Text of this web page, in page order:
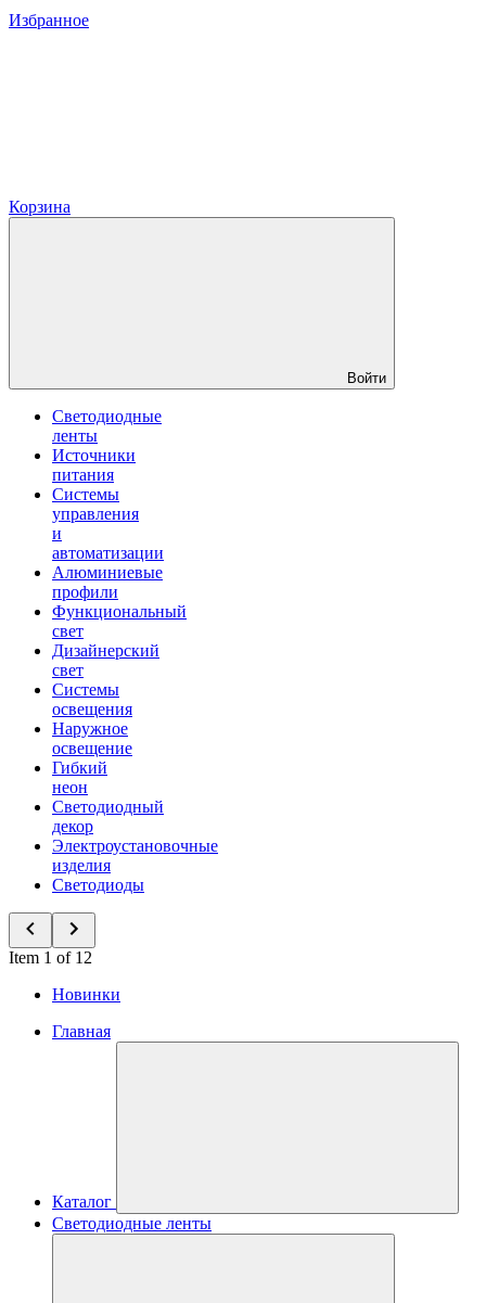
Избранное
Корзина
Войти
Светодиодные
ленты
Источники
питания
Системы
управления
и
автоматизации
Алюминиевые
профили
Функциональный
свет
Дизайнерский
свет
Системы
освещения
Наружное
освещение
Гибкий
неон
Светодиодный
декор
Электроустановочные
изделия
Светодиоды
Item 1 of 12
Новинки
Главная
Каталог
Светодиодные ленты